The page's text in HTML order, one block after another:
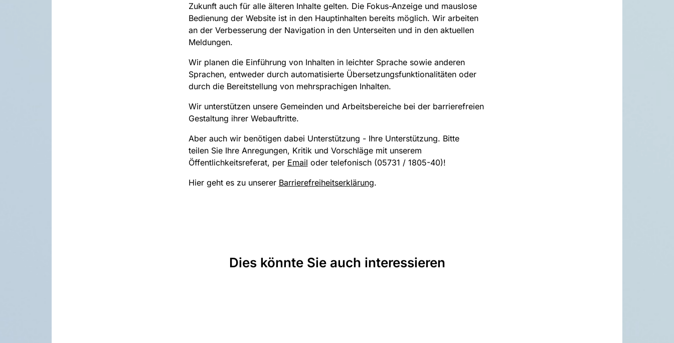
Zukunft auch für alle älteren Inhalte gelten. Die Fokus-Anzeige und mauslose
Bedienung der Website ist in den Hauptinhalten bereits möglich. Wir arbeiten
an der Verbesserung der Navigation in den Unterseiten und in den aktuellen
Meldungen.
Wir planen die Einführung von Inhalten in leichter Sprache sowie anderen
Sprachen, entweder durch automatisierte Übersetzungsfunktionalitäten oder
durch die Bereitstellung von mehrsprachigen Inhalten.
Wir unterstützen unsere Gemeinden und Arbeitsbereiche bei der barrierefreien
Gestaltung ihrer Webauftritte.
Aber auch wir benötigen dabei Unterstützung - Ihre Unterstützung. Bitte
teilen Sie Ihre Anregungen, Kritik und Vorschläge mit unserem
Öffentlichkeitsreferat, per Email oder telefonisch (05731 / 1805-40)!
Hier geht es zu unserer Barrierefreiheitserklärung.
Dies könnte Sie auch interessieren